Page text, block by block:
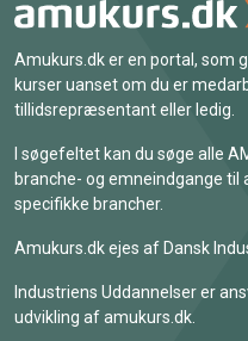
Amukurs.dk er en portal, som
kurser uanset om du er
tillidsrepræsentant eller ledig.
I søgefeltet kan du søge alle
branche- og emneindgange
specifikke brancher.
Amukurs.dk ejes af Dansk
Industriens Uddannelser er
udvikling af amukurs.dk.